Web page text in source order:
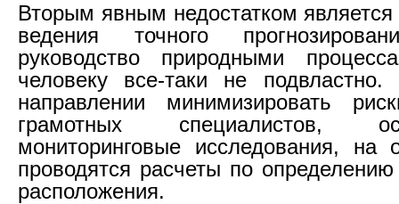
Вторым явным недостатком
ведения точного
руководство природными
человеку все-таки не
направлении минимизировать
грамотных специалистов,
мониторинговые исследования, на
проводятся расчеты по
расположения.